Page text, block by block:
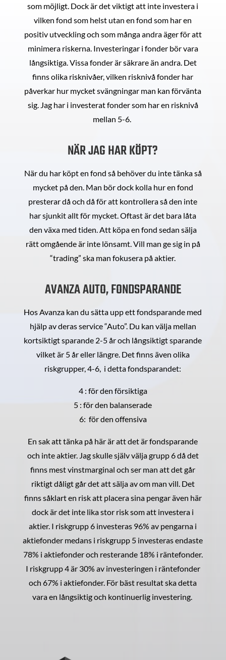
som möjligt. Dock är det viktigt att inte investera i
vilken fond som helst utan en fond som har en
positiv utveckling och som många andra äger för att
minimera riskerna. Investeringar i fonder bör vara
långsiktiga. Vissa fonder är säkrare än andra. Det
finns olika risknivåer, vilken risknivå fonder har
påverkar hur mycket svängningar man kan förvänta
sig. Jag har i investerat fonder som har en risknivå
mellan 5-6.
NÄR JAG HAR KÖPT?
När du har köpt en fond så behöver du inte tänka så
mycket på den. Man bör dock kolla hur en fond
presterar då och då för att kontrollera så den inte
har sjunkit allt för mycket. Oftast är det bara låta
den växa med tiden. Att köpa en fond sedan sälja
rätt omgående är inte lönsamt. Vill man ge sig in på
“trading” ska man fokusera på aktier.
AVANZA AUTO, FONDSPARANDE
Hos Avanza kan du sätta upp ett fondsparande med
hjälp av deras service “Auto”. Du kan välja mellan
kortsiktigt sparande 2-5 år och långsiktigt sparande
vilket är 5 år eller längre. Det finns även olika
riskgrupper, 4-6, i detta fondsparandet:
4 : för den försiktiga
5 : för den balanserade
6: för den offensiva
En sak att tänka på här är att det är fondsparande
och inte aktier. Jag skulle själv välja grupp 6 då det
finns mest vinstmarginal och ser man att det går
riktigt dåligt går det att sälja av om man vill. Det
finns såklart en risk att placera sina pengar även här
dock är det inte lika stor risk som att investera i
aktier. I riskgrupp 6 investeras 96% av pengarna i
aktiefonder medans i riskgrupp 5 investeras endaste
78% i aktiefonder och resterande 18% i räntefonder.
I riskgrupp 4 är 30% av investeringen i räntefonder
och 67% i aktiefonder. För bäst resultat ska detta
vara en långsiktig och kontinuerlig investering.